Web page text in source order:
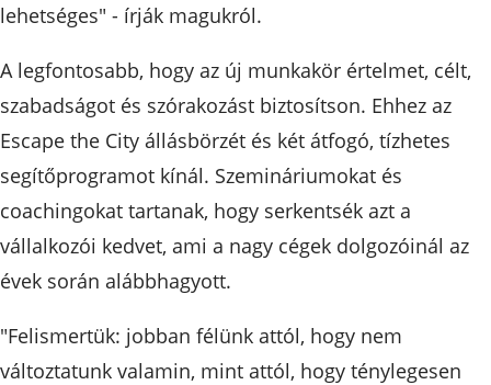
lehetséges" - írják magukról.
A legfontosabb, hogy az új munkakör értelmet, célt,
szabadságot és szórakozást biztosítson. Ehhez az
Escape the City állásbörzét és két átfogó, tízhetes
segítőprogramot kínál. Szemináriumokat és
coachingokat tartanak, hogy serkentsék azt a
vállalkozói kedvet, ami a nagy cégek dolgozóinál az
évek során alábbhagyott.
"Felismertük: jobban félünk attól, hogy nem
változtatunk valamin, mint attól, hogy ténylegesen